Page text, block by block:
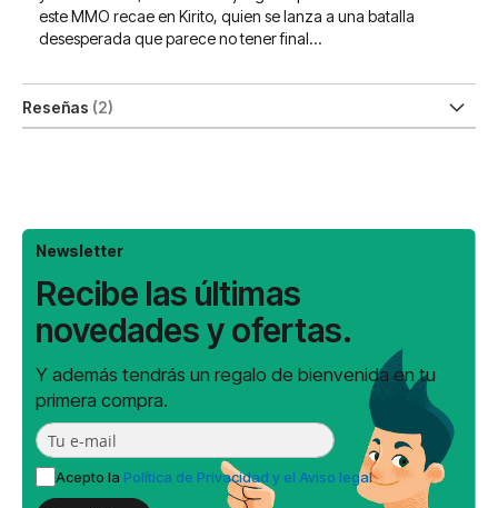
este MMO recae en Kirito, quien se lanza a una batalla
desesperada que parece no tener final...
Reseñas 2
Newsletter
Recibe las últimas
novedades y ofertas.
Y además tendrás un regalo de bienvenida en tu
primera compra.
Acepto la Política de Privacidad y el Aviso legal